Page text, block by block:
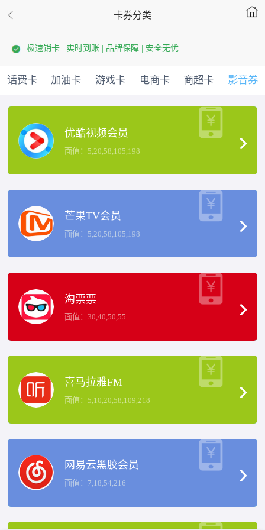
卡券分类
极速销卡 | 实时到账 | 品牌保障 | 安全无忧
话费卡 加油卡 游戏卡 电商卡 商超卡 影音券
优酷视频会员
面值：5,20,58,105,198
芒果TV会员
面值：5,20,58,105,198
淘票票
面值：30,40,50,55
喜马拉雅FM
面值：5,10,20,58,109,218
网易云黑胶会员
面值：7,18,54,216